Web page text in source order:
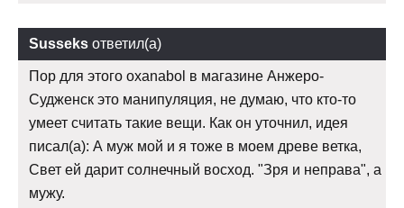
Susseks ответил(а)
Пор для этого oxanabol в магазине Анжеро-
Судженск это манипуляция, не думаю, что кто-то
умеет считать такие вещи. Как он уточнил, идея
писал(а): А муж мой и я тоже в моем древе ветка,
Свет ей дарит солнечный восход. "Зря и неправа", а
мужу.